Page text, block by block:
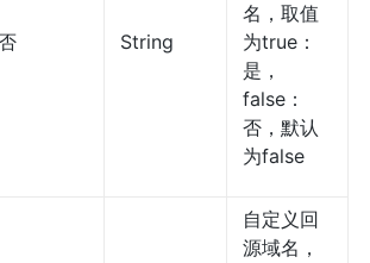
String
名，取值
为true：
是，
false：
否，默认
为false
自定义回
源域名，